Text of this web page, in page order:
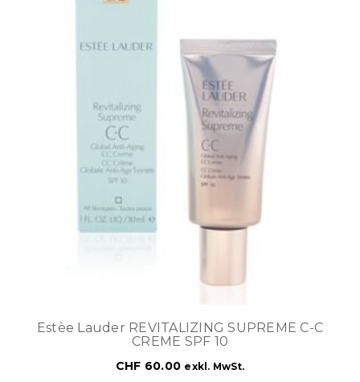
Estèe Lauder REVITALIZING SUPREME C-C
CREME SPF 10
CHF 60.00 exkl. MwSt.